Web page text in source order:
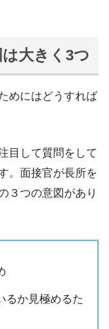
大きく3つ
めにはどうすれば
目して質問をして
。面接官が長所を
３つの意図があり
るか見極めるた